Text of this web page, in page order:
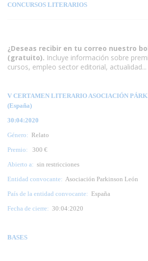
CONCURSOS LITERARIOS
¿Deseas recibir en tu correo nuestro
(gratuito). Incluye información sobre
cursos, empleo sector editorial, actualidad...
V CERTAMEN LITERARIO ASOCIACIÓN
(España)
30:04:2020
Género: Relato
Premio:
300 €
Abierto a: sin restricciones
Entidad convocante: Asociación Parkinson León
País de la entidad convocante: España
Fecha de cierre: 30:04:2020
BASES